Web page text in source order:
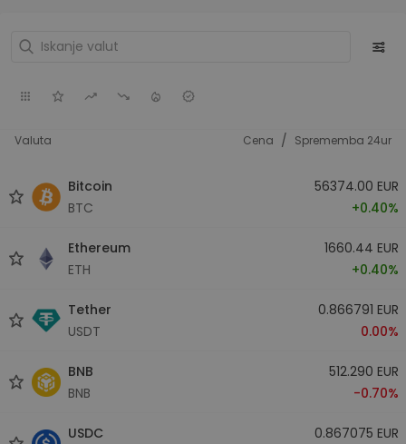
Valuta Cena / Sprememba 24ur
Bitcoin
BTC
56374.00 EUR
+0.40%
Ethereum
ETH
1660.44 EUR
+0.40%
Tether
USDT
0.866791 EUR
0.00%
BNB
BNB
512.290 EUR
-0.70%
USDC
0.867075 EUR